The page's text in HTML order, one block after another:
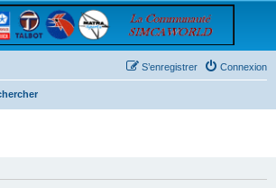
Connexion
S’enregistrer